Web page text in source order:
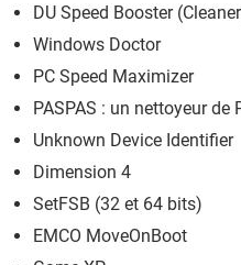
DU Speed Booster
Windows Doctor
PC Speed Maximizer
PASPAS : un nettoyeur
Unknown Device Identifier
Dimension 4
SetFSB (32 et 64 bits)
EMCO MoveOnBoot